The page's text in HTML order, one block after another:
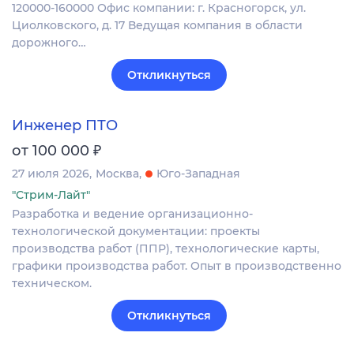
120000-160000 Офис компании: г. Красногорск, ул.
Циолковского, д. 17 Ведущая компания в области
дорожного…
Откликнуться
Инженер ПТО
от 100 000 ₽
27 июля 2026 Москва
Юго-Западная
"Стрим-Лайт"
Разработка и ведение организационно-
технологической документации: проекты
производства работ (ППР), технологические карты,
графики производства работ. Опыт в производственно
техническом.
Откликнуться